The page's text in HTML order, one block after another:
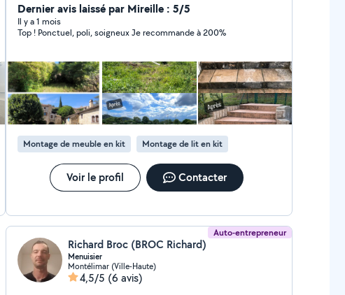
Dernier avis laissé par Mireille : 5/5
Il y a 1 mois
Top ! Ponctuel, poli, soigneux Je recommande à 200%
Montage de meuble en kit Montage de lit en kit
Voir le profil Contacter
Auto-entrepreneur
Richard Broc (BROC Richard)
Menuisier
Montélimar (Ville-Haute)
4,5/5 (6 avis)